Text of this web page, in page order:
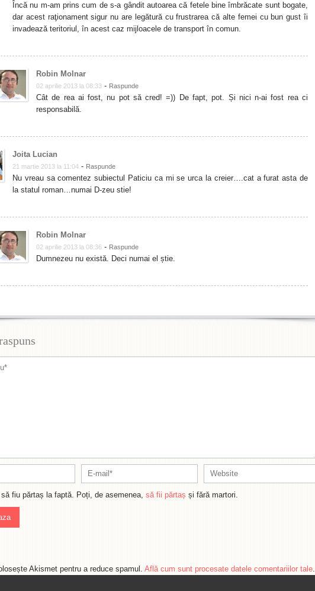
Încă nu m-am prins cum de s-a gândit autoarea că fetele bine îmbrăcate sunt bogate,
dar acest raţionament sigur nu are legătură cu frustrarea că alte femei cu bun gust îi
invadează teritoriul, în acest caz mijloacele de transport în comun.
Robin Molnar
02 aprilie 2013 la 08:33 - Raspunde
Cât de rea ai fost, nu pot să cred! =)) De fapt, pot. Și nici n-ai fost rea ci
responsabilă.
Joita Lucian
21 martie 2013 la 11:04 - Raspunde
Nu vreau sa comentez subiectul Paticiu ca mi se urca la creier….cat a furat asta de
la statul roman…numai D-zeu stie!
Robin Molnar
02 aprilie 2013 la 08:36 - Raspunde
Dumnezeu nu există. Deci numai el știe.
fiu părtaș la faptă. Poți, de asemenea, să fii părtaș și fără martori.
Akismet pentru a reduce spamul. Află cum sunt procesate datele comentariilor tale.